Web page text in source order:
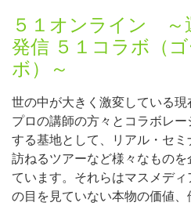
５１オンライン ～
発信 ５１コラボ（
ボ）～
世の中が大きく激変している
プロの講師の方々とコラボレ
する基地として、リアル・セ
訪ねるツアーなど様々なもの
ています。それらはマスメデ
の目を見ていない本物の価値